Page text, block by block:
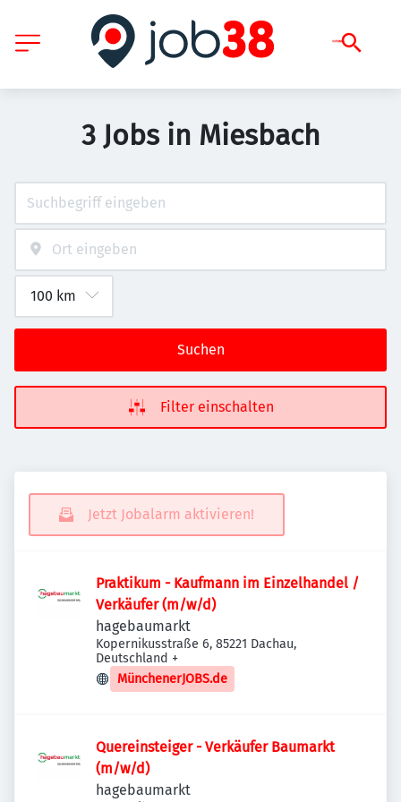
3 Jobs in Miesbach
Suchen
Filter einschalten
Jetzt Jobalarm aktivieren!
Praktikum - Kaufmann im Einzelhandel /
Verkäufer (m/w/d)
hagebaumarkt
Kopernikusstraße 6, 85221 Dachau,
Deutschland +
MünchenerJOBS.de
Quereinsteiger - Verkäufer Baumarkt
(m/w/d)
hagebaumarkt